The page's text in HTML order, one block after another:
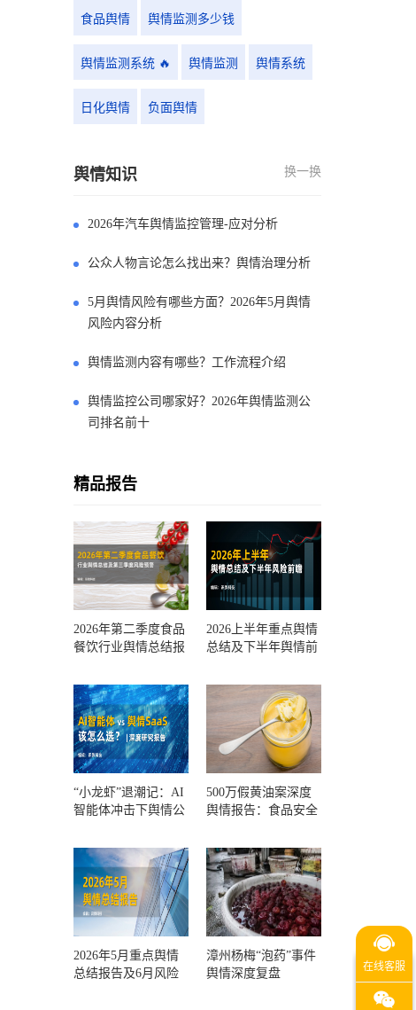
食品舆情 舆情监测多少钱
舆情监测系统 🔥 舆情监测 舆情系统
日化舆情 负面舆情
舆情知识 换一换
2026年汽车舆情监控管理-应对分析
公众人物言论怎么找出来？舆情治理分析
5月舆情风险有哪些方面？2026年5月舆情
风险内容分析
舆情监测内容有哪些？工作流程介绍
舆情监控公司哪家好？2026年舆情监测公
司排名前十
精品报告
2026年第二季度食品
餐饮行业舆情总结报
测
2026上半年重点舆情
总结及下半年舆情前
“小龙虾”退潮记：AI
智能体冲击下舆情公
500万假黄油案深度
舆情报告：食品安全
一环？
2026年5月重点舆情
总结报告及6月风险
漳州杨梅“泡药”事件
舆情深度复盘